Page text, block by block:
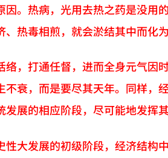
因。热病，光用去热之药是没用
热毒相煎，就会淤结其中而化
络，打通任督，进而全身元气因
不衰，而是要尽其天年。同样，
展的相应阶段，尽可能地发挥
性大发展的初级阶段，经济结构